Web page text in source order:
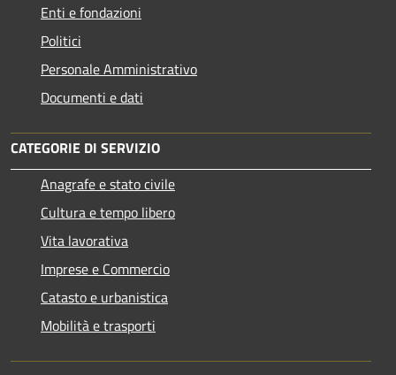
Enti e fondazioni
Politici
Personale Amministrativo
Documenti e dati
CATEGORIE DI SERVIZIO
Anagrafe e stato civile
Cultura e tempo libero
Vita lavorativa
Imprese e Commercio
Catasto e urbanistica
Mobilità e trasporti